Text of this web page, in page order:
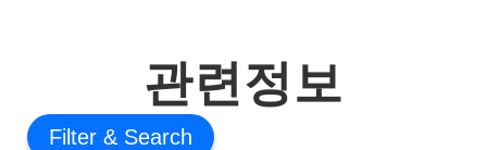
관련정보
Filter